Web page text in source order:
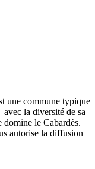
une commune typique
la diversité de sa
le Cabardès.
autorise la diffusion